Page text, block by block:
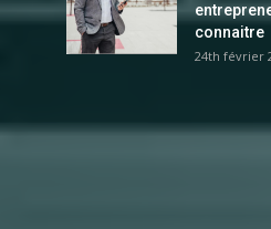
connaitre
24th février